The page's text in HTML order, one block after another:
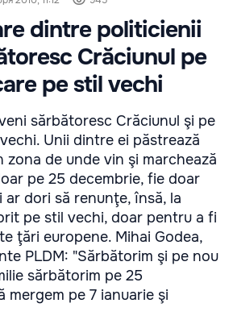
dintre politicienii
Crăciunul pe
pe stil vechi
sărbătoresc Crăciunul şi pe
Unii dintre ei păstrează
de unde vin şi marchează
pe 25 decembrie, fie doar
ar dori să renunţe, însă, la
pe stil vechi, doar pentru a fi
ţări europene. Mihai Godea,
PLDM: "Sărbătorim şi pe nou
sărbătorim pe 25
mergem pe 7 ianuarie şi